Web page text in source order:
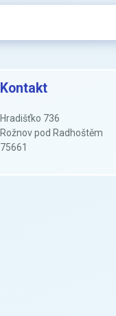
Kontakt
Hradišťko 736
Rožnov pod Radhoštěm
75661